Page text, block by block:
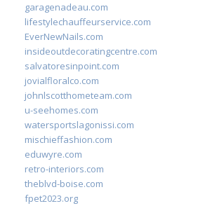
garagenadeau.com
lifestylechauffeurservice.com
EverNewNails.com
insideoutdecoratingcentre.com
salvatoresinpoint.com
jovialfloralco.com
johnlscotthometeam.com
u-seehomes.com
watersportslagonissi.com
mischieffashion.com
eduwyre.com
retro-interiors.com
theblvd-boise.com
fpet2023.org